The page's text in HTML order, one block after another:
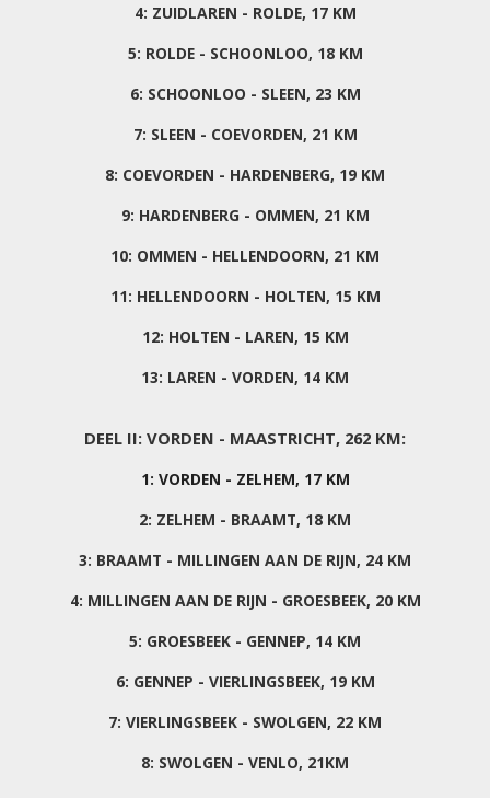
4: ZUIDLAREN - ROLDE, 17 KM
5: ROLDE - SCHOONLOO, 18 KM
6: SCHOONLOO - SLEEN, 23 KM
7: SLEEN - COEVORDEN, 21 KM
8: COEVORDEN - HARDENBERG, 19 KM
9: HARDENBERG - OMMEN, 21 KM
10: OMMEN - HELLENDOORN, 21 KM
11: HELLENDOORN - HOLTEN, 15 KM
12: HOLTEN - LAREN, 15 KM
13: LAREN - VORDEN, 14 KM
DEEL II: VORDEN - MAASTRICHT, 262 KM:
1: VORDEN - ZELHEM, 17 KM
2: ZELHEM - BRAAMT, 18 KM
3: BRAAMT - MILLINGEN AAN DE RIJN, 24 KM
4: MILLINGEN AAN DE RIJN - GROESBEEK, 20 KM
5: GROESBEEK - GENNEP, 14 KM
6: GENNEP - VIERLINGSBEEK, 19 KM
7: VIERLINGSBEEK - SWOLGEN, 22 KM
8: SWOLGEN - VENLO, 21KM